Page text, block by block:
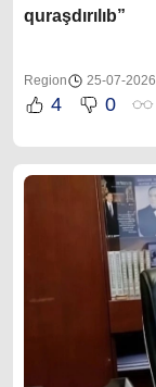
quraşdırılıb”
Region 25-07-2026
4 0